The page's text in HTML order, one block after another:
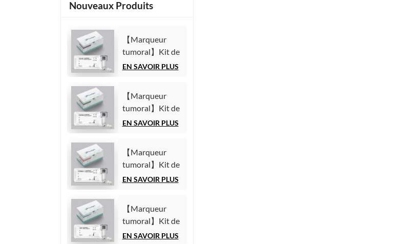
Nouveaux Produits
【Marqueur
tumoral】Kit de
test de l'antigène
(Immunoessai
par
chimiluminescence
EN SAVOIR PLUS
【Marqueur
tumoral】Kit de
test de l'antigène
(Immunoessai
par
chimiluminescence
EN SAVOIR PLUS
【Marqueur
tumoral】Kit de
test du fragment
(CYFRA21-1)
(Immunoessai
par
EN SAVOIR PLUS
【Marqueur
tumoral】Kit de
test de l'alpha-
EN SAVOIR PLUS